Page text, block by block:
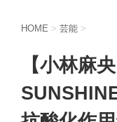
HOME > 芸能 >
【小林麻